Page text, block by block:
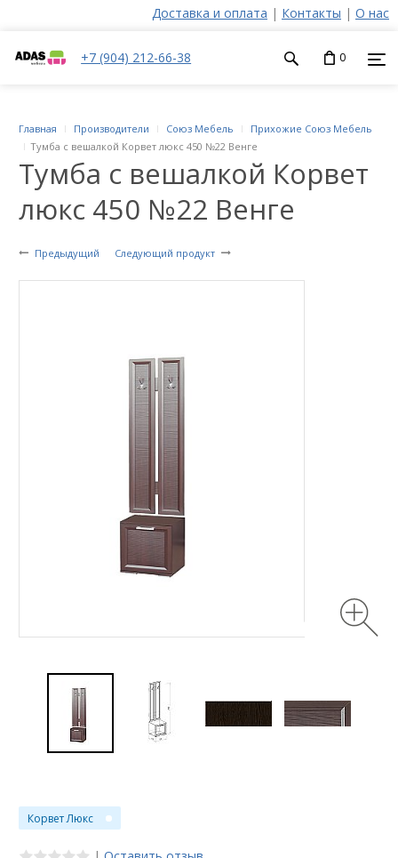
Доставка и оплата | Контакты | О нас
+7 (904) 212-66-38 0
Тумба с вешалкой Корвет
люкс 450 №22 Венге
Предыдущий Следующий продукт
Главная Производители Союз Мебель
Прихожие Союз Мебель
Тумба с вешалкой Корвет люкс 450 №22 Венге
Корвет Люкс